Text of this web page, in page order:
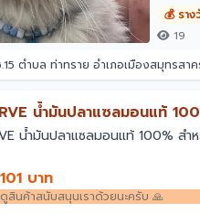
💰 รา
19
ตำบล ท่าทราย อำเภอเมืองสมุทรส
น้ำมันปลาแซลมอนแท้
น้ำมันปลาแซลมอนแท้ 100% ส
บาท
สินค้าสนับสนุนเราด้วยนะครับ 🙏